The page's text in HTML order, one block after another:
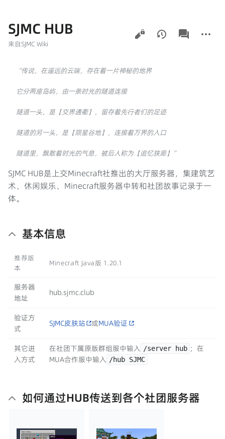
SJMC HUB
来自SJMC Wiki
看
associated-
pages
“传说，在遥远的云端，存在着一片神秘的地界
它分两座岛屿，由一条时光的隧道连接
隧道一头，是【交界通衢】，留存着先行者们的足迹
隧道的另一头，是【陨星谷地】，连接着万界的入口
隧道里，飘散着时光的气息，被后人称为【追忆狭廊】”
SJMC HUB是上交Minecraft社推出的大厅服务器，集建筑艺
术、休闲娱乐、Minecraft服务器中转和社团故事记录于一
体。
基本信息
推荐版
本
Minecraft Java版 1.20.1
服务器
地址
hub.sjmc.club
验证方
式
SJMC皮肤站 或MUA验证
其它进
入方式
在社团下属原版群组服中输入 /server hub ；在
MUA合作服中输入 /hub SJMC
如何通过HUB传送到各个社团服务器